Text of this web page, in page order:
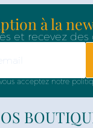
à la
et recevez des
acceptez notre